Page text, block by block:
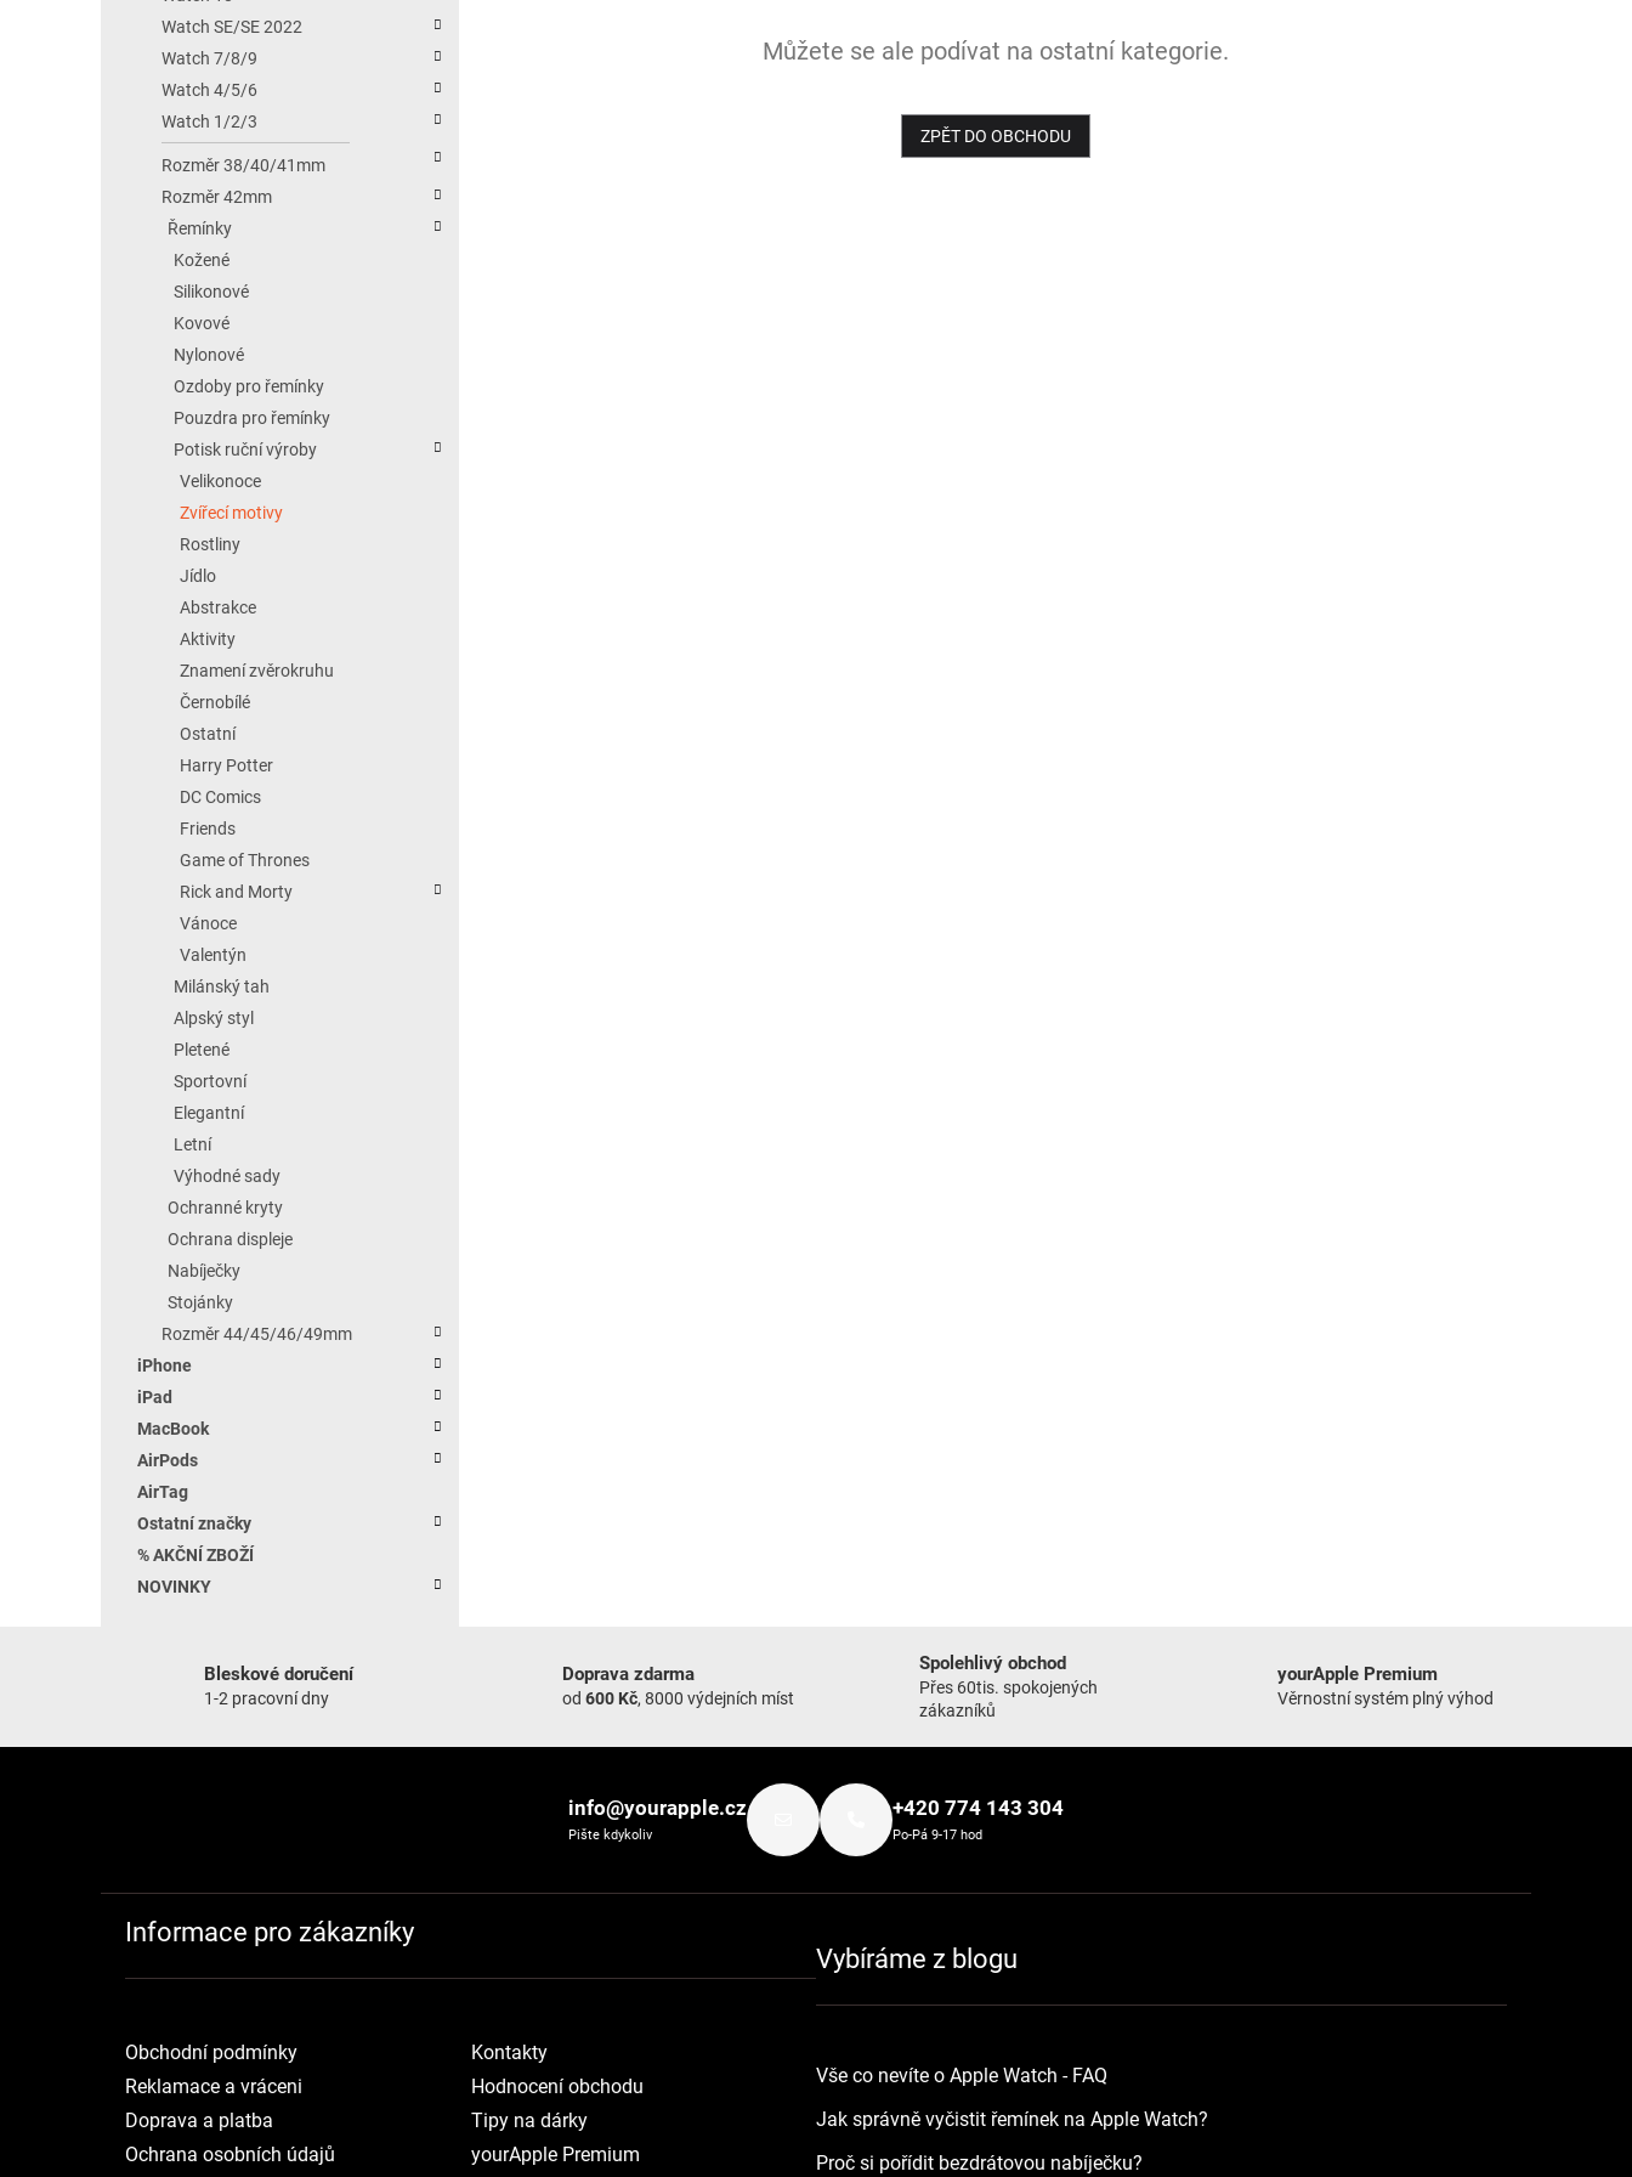
Watch SE/SE 2022
Watch 7/8/9
Watch 4/5/6
Watch 1/2/3
Rozměr 38/40/41mm
Rozměr 42mm
Řemínky
Kožené
Silikonové
Kovové
Nylonové
Ozdoby pro řemínky
Pouzdra pro řemínky
Potisk ruční výroby
Velikonoce
Zvířecí motivy
Rostliny
Jídlo
Abstrakce
Aktivity
Znamení zvěrokruhu
Černobílé
Ostatní
Harry Potter
DC Comics
Friends
Game of Thrones
Rick and Morty
Vánoce
Valentýn
Milánský tah
Alpský styl
Pletené
Sportovní
Elegantní
Letní
Výhodné sady
Ochranné kryty
Ochrana displeje
Nabíječky
Stojánky
Rozměr 44/45/46/49mm
iPhone
iPad
MacBook
AirPods
AirTag
Ostatní značky
% AKČNÍ ZBOŽÍ
NOVINKY
Můžete se ale podívat na ostatní kategorie.
ZPĚT DO OBCHODU
Bleskové doručení
1-2 pracovní dny
Doprava zdarma
od 600 Kč, 8000 výdejních míst
Spolehlivý obchod
Přes 60tis. spokojených
zákazníků
yourApple Premium
Věrnostní systém plný výhod
info@yourapple.cz
Pište kdykoliv
+420 774 143 304
Po-Pá 9-17 hod
Informace pro zákazníky
Obchodní podmínky
Reklamace a vráceni
Doprava a platba
Ochrana osobních údajů
Kontakty
Hodnocení obchodu
Tipy na dárky
yourApple Premium
Vybíráme z blogu
Vše co nevíte o Apple Watch - FAQ
Jak správně vyčistit řemínek na Apple Watch?
Proč si pořídit bezdrátovou nabíječku?